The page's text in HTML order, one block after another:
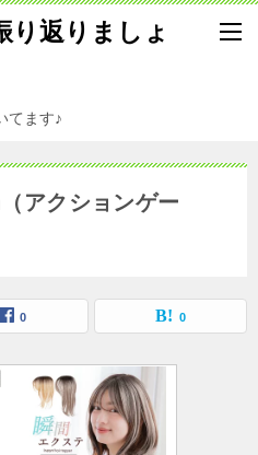
り返りましょ
てます♪
アクションゲー
0 0